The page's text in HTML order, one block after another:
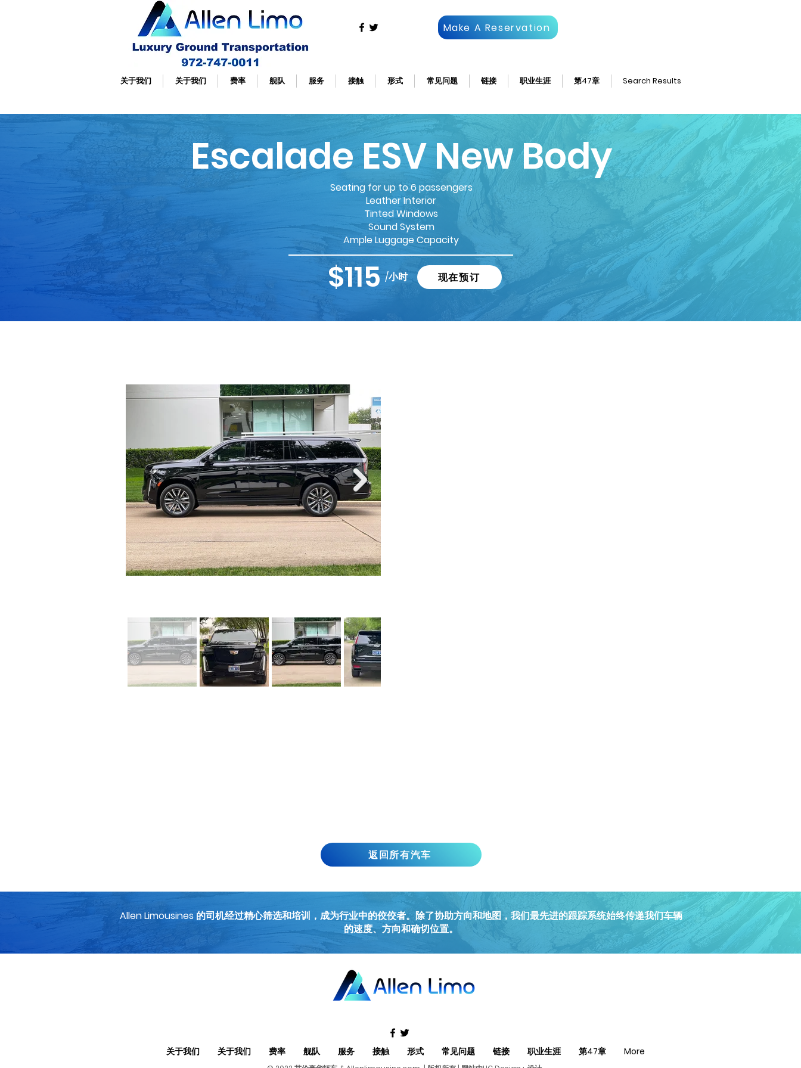
Make A Reservation
关于我们 关于我们 费率 舰队 服务 接触 形式 常见问题 链接 职业生涯 第47章 Search Results
Escalade ESV New Body
Seating for up to 6 passengers
Leather Interior
Tinted Windows
Sound System
Ample Luggage Capacity
$115 /小时 现在预订
返回所有汽车
Allen Limousines 的司机经过精心筛选和培训，成为行业中的佼佼者。除了协助方向和地图，我们最先进的跟踪系统始终传递我们车辆
的速度、方向和确切位置。
关于我们 关于我们 费率 舰队 服务 接触 形式 常见问题 链接 职业生涯 第47章 More